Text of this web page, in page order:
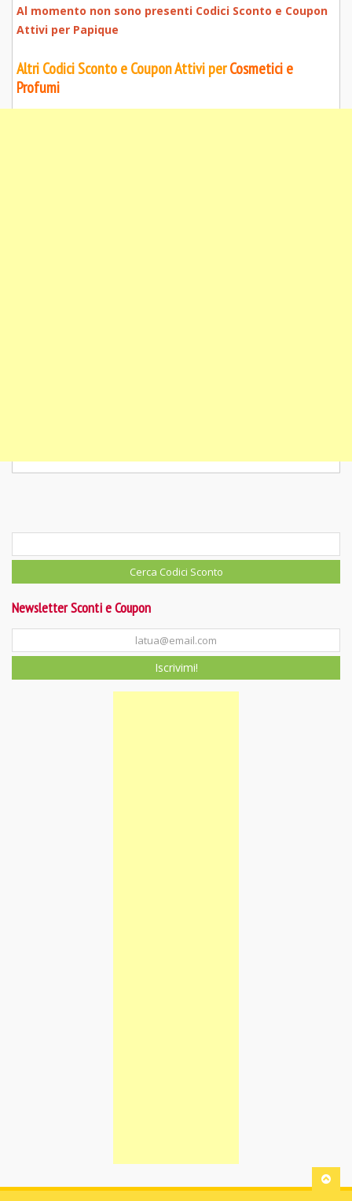
Al momento non sono presenti Codici Sconto e Coupon
Attivi per Papique
Altri Codici Sconto e Coupon Attivi perCosmetici e
Profumi
Newsletter Sconti e Coupon
Iscrivimi!